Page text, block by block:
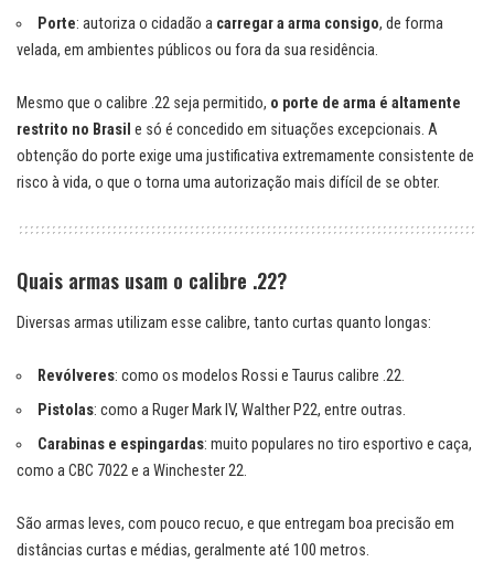
Porte: autoriza o cidadão a carregar a arma consigo, de forma
velada, em ambientes públicos ou fora da sua residência.
Mesmo que o calibre .22 seja permitido, o porte de arma é altamente
restrito no Brasil e só é concedido em situações excepcionais. A
obtenção do porte exige uma justificativa extremamente consistente de
risco à vida, o que o torna uma autorização mais difícil de se obter.
Quais armas usam o calibre .22?
Diversas armas utilizam esse calibre, tanto curtas quanto longas:
Revólveres: como os modelos Rossi e Taurus calibre .22.
Pistolas: como a Ruger Mark IV, Walther P22, entre outras.
Carabinas e espingardas: muito populares no tiro esportivo e caça,
como a CBC 7022 e a Winchester 22.
São armas leves, com pouco recuo, e que entregam boa precisão em
distâncias curtas e médias, geralmente até 100 metros.